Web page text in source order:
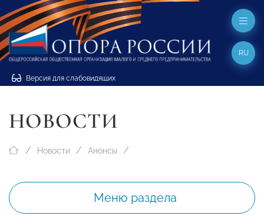
Версия для слабовидящих
RU
НОВОСТИ
Новости Анонсы
Меню раздела